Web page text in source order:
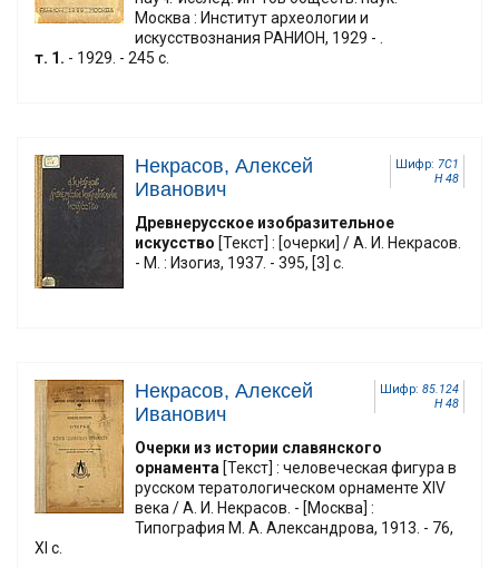
Москва : Институт археологии и
искусствознания РАНИОН, 1929 - .
т. 1. - 1929. - 245 с.
Шифр: 7С1
Н 48
Некрасов, Алексей
Иванович
Древнерусское изобразительное
искусство [Текст] : [очерки] / А. И. Некрасов.
- М. : Изогиз, 1937. - 395, [3] с.
Шифр: 85.124
Н 48
Некрасов, Алексей
Иванович
Очерки из истории славянского
орнамента [Текст] : человеческая фигура в
русском тератологическом орнаменте XIV
века / А. И. Некрасов. - [Москва] :
Типография М. А. Александрова, 1913. - 76,
XI с.